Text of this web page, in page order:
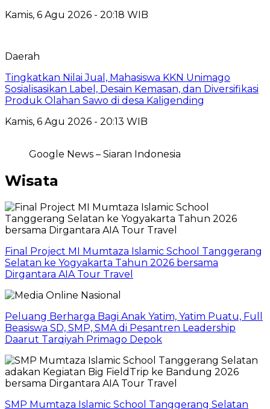
Kamis, 6 Agu 2026 - 20:18 WIB
Daerah
Tingkatkan Nilai Jual, Mahasiswa KKN Unimago
Sosialisasikan Label, Desain Kemasan, dan Diversifikasi
Produk Olahan Sawo di desa Kaligending
Kamis, 6 Agu 2026 - 20:13 WIB
Google News – Siaran Indonesia
Wisata
Final Project MI Mumtaza Islamic School Tanggerang
Selatan ke Yogyakarta Tahun 2026 bersama
Dirgantara AIA Tour Travel
Peluang Berharga Bagi Anak Yatim, Yatim Puatu, Full
Beasiswa SD, SMP, SMA di Pesantren Leadership
Daarut Tarqiyah Primago Depok
SMP Mumtaza Islamic School Tanggerang Selatan